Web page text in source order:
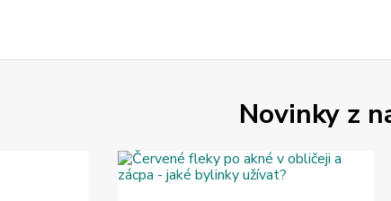
Novinky z